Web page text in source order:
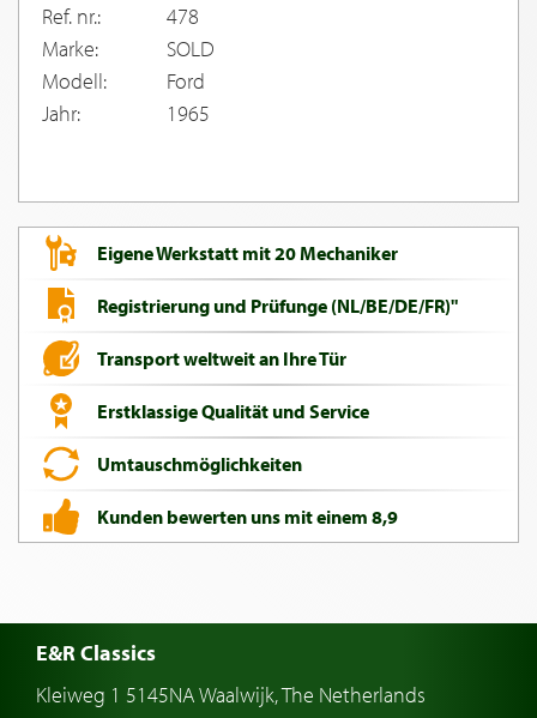
Ref. nr.:
478
Marke:
SOLD
Modell:
Ford
Jahr:
1965
Eigene Werkstatt mit 20 Mechaniker
Registrierung und Prüfunge (NL/BE/DE/FR)"
Transport weltweit an Ihre Tür
Erstklassige Qualität und Service
Umtauschmöglichkeiten
Kunden bewerten uns mit einem 8,9
E&R Classics
Kleiweg 1 5145NA Waalwijk, The Netherlands